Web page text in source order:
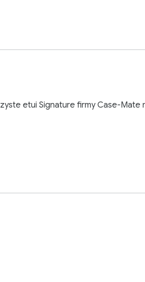
etui Signature firmy Case-Mate